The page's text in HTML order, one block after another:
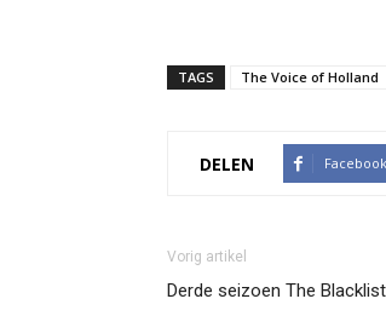
TAGS The Voice of Holland
DELEN Facebook
Vorig artikel
Derde seizoen The